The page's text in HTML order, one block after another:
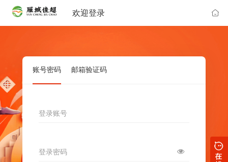
欢迎登录
账号密码 邮箱验证码
登录账号
登录密码